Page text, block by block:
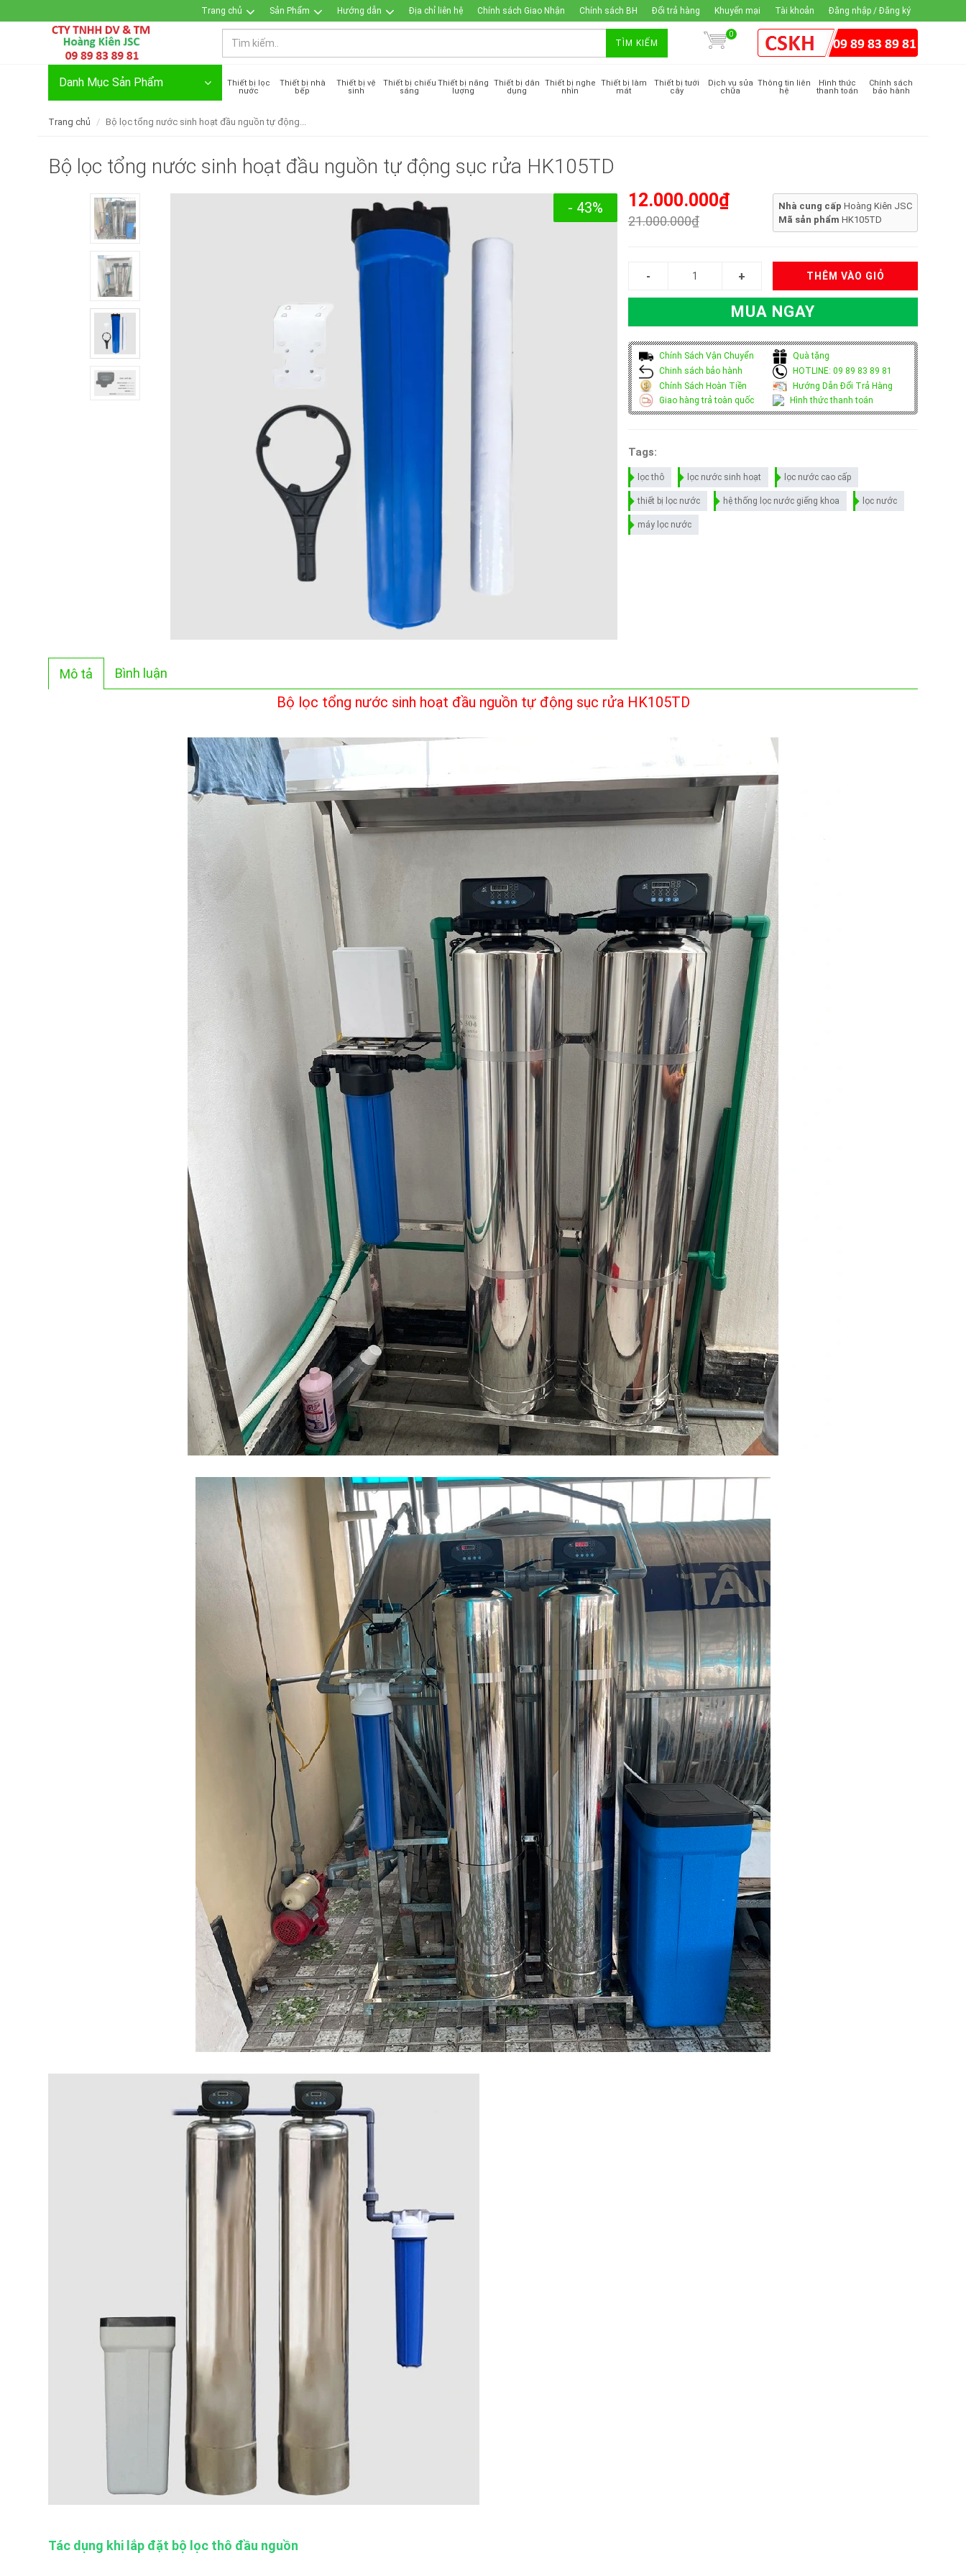
Trang chủ Sản Phẩm Hướng dẫn Địa chỉ liên hệ Chính sách Giao Nhận Chính sách BH Đổi trả hàng Khuyến mại Tài khoản Đăng nhập / Đăng ký
TÌM KIẾM
0
Danh Mục Sản Phẩm
Thiết bị lọc
nước
Thiết bị nhà
bếp
Thiết bị vệ
sinh
Thiết bị chiếu
sáng
Thiết bị năng
lượng
Thiết bị dân
dụng
Thiết bị nghe
nhìn
Thiết bị làm
mát
Thiết bị tưới
cây
Dịch vụ sửa
chữa
Thông tin liên
hệ
Hình thức
thanh toán
Chính sách
bảo hành
Trang chủ Bộ lọc tổng nước sinh hoạt đầu nguồn tự động...
Bộ lọc tổng nước sinh hoạt đầu nguồn tự động sục rửa HK105TD
- 43% 12.000.000₫
21.000.000₫
Nhà cung cấpHoàng Kiên JSC
Mã sản phẩmHK105TD
THÊM VÀO GIỎ
MUA NGAY
Chính Sách Vận Chuyển
Quà tặng
Chinh sách bảo hành
HOTLINE: 09 89 83 89 81
Chính Sách Hoàn Tiền
Hướng Dẫn Đổi Trả Hàng
Giao hàng trả toàn quốc
Hình thức thanh toán
Tags:
lọc thô lọc nước sinh hoạt lọc nước cao cấp
thiết bị lọc nước hệ thống lọc nước giếng khoa lọc nước
máy lọc nước
Mô tả Bình luận
Bộ lọc tổng nước sinh hoạt đầu nguồn tự động sục rửa HK105TD
Tác dụng khi lắp đặt bộ lọc thô đầu nguồn